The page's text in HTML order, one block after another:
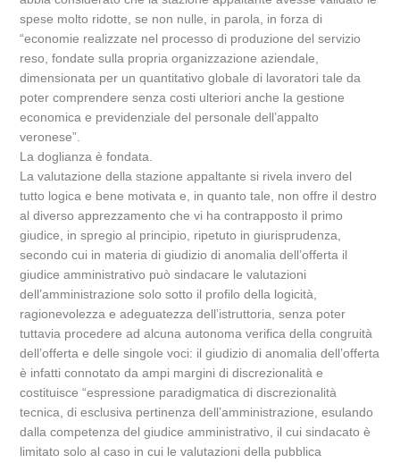
spese molto ridotte, se non nulle, in parola, in forza di
“economie realizzate nel processo di produzione del servizio
reso, fondate sulla propria organizzazione aziendale,
dimensionata per un quantitativo globale di lavoratori tale da
poter comprendere senza costi ulteriori anche la gestione
economica e previdenziale del personale dell’appalto
veronese”.
La doglianza è fondata.
La valutazione della stazione appaltante si rivela invero del
tutto logica e bene motivata e, in quanto tale, non offre il destro
al diverso apprezzamento che vi ha contrapposto il primo
giudice, in spregio al principio, ripetuto in giurisprudenza,
secondo cui in materia di giudizio di anomalia dell’offerta il
giudice amministrativo può sindacare le valutazioni
dell’amministrazione solo sotto il profilo della logicità,
ragionevolezza e adeguatezza dell’istruttoria, senza poter
tuttavia procedere ad alcuna autonoma verifica della congruità
dell’offerta e delle singole voci: il giudizio di anomalia dell’offerta
è infatti connotato da ampi margini di discrezionalità e
costituisce “espressione paradigmatica di discrezionalità
tecnica, di esclusiva pertinenza dell’amministrazione, esulando
dalla competenza del giudice amministrativo, il cui sindacato è
limitato solo al caso in cui le valutazioni della pubblica